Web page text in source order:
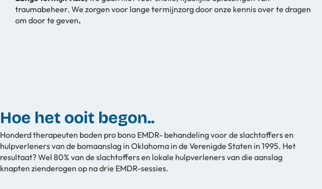
traumabeheer. We zorgen voor lange termijnzorg door onze kennis over te dragen
om door te geven.
Hoe het ooit begon..
Honderd therapeuten boden pro bono EMDR- behandeling voor de slachtoffers en
hulpverleners van de bomaanslag in Oklahoma in de Verenigde Staten in 1995. Het
resultaat? Wel 80% van de slachtoffers en lokale hulpverleners van die aanslag
knapten zienderogen op na drie EMDR-sessies.